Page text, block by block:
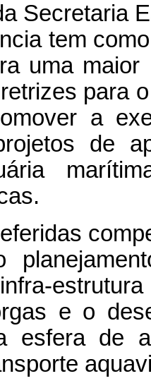
Secretaria
tem
uma
para
a
de
e o
esfera de